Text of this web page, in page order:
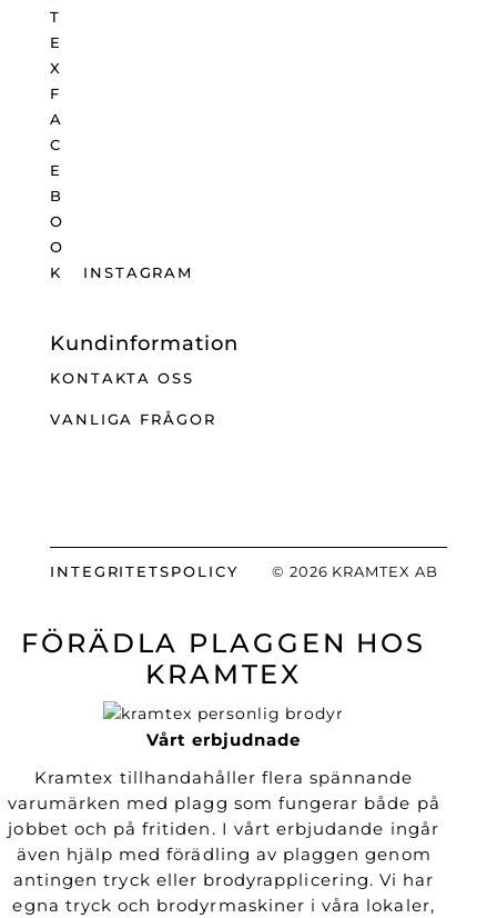
INSTAGRAM
Kundinformation
KONTAKTA OSS
VANLIGA FRÅGOR
INTEGRITETSPOLICY © 2026 KRAMTEX AB
FÖRÄDLA PLAGGEN HOS
KRAMTEX
Vårt erbjudnade
Kramtex tillhandahåller flera spännande
varumärken med plagg som fungerar både på
jobbet och på fritiden. I vårt erbjudande ingår
även hjälp med förädling av plaggen genom
antingen tryck eller brodyrapplicering. Vi har
egna tryck och brodyrmaskiner i våra lokaler,